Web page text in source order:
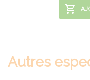
Autres